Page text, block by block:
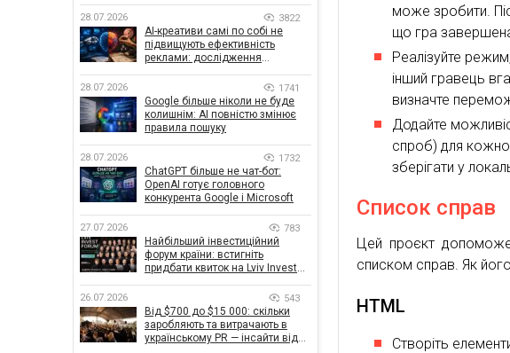
може зробити.
що гра
Реалізуйте
інший гравець
визначте
Додайте
спроб) для
зберігати у
Список справ
Цей проєкт
списком справ. Як
HTML
Створіть
28.07.2026 3822
AI-креативи самі по собі не
підвищують ефективність
реклами: дослідження
впливає на ефективність
кампаній
28.07.2026 1741
Google більше ніколи не буде
колишнім: AI повністю змінює
правила пошуку
28.07.2026 1732
ChatGPT більше не чат-бот:
OpenAI готує головного
конкурента Google і Microsoft
27.07.2026 783
Найбільший інвестиційний
форум країни: встигніть
придбати квиток на Lviv Invest
26.07.2026 543
Від $700 до $15 000: скільки
заробляють та витрачають в
українському PR — інсайти від